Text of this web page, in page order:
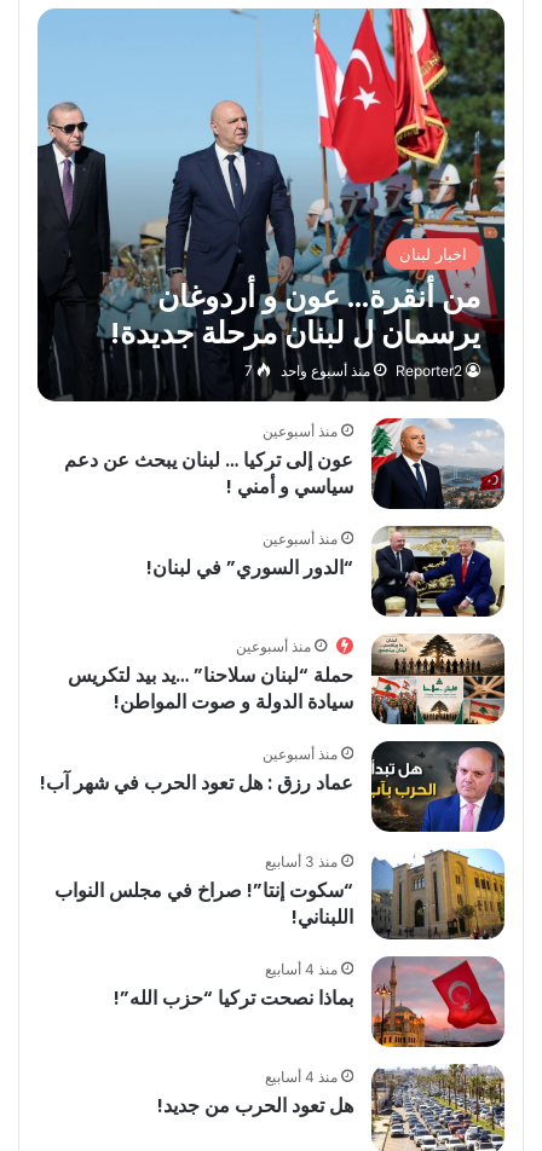
اخبار لبنان
من أنقرة… عون و أردوغان
يرسمان ل لبنان مرحلة جديدة!
Reporter2 منذ أسبوع واحد 7
منذ أسبوعين
عون إلى تركيا … لبنان يبحث عن دعم
سياسي و أمني !
منذ أسبوعين
“الدور السوري” في لبنان!
منذ أسبوعين
حملة “لبنان سلاحنا” …يد بيد لتكريس
سيادة الدولة و صوت المواطن!
منذ أسبوعين
عماد رزق : هل تعود الحرب في شهر آب!
منذ 3 أسابيع
“سكوت إنتا”! صراخ في مجلس النواب
اللبناني!
منذ 4 أسابيع
بماذا نصحت تركيا “حزب الله”!
منذ 4 أسابيع
هل تعود الحرب من جديد!